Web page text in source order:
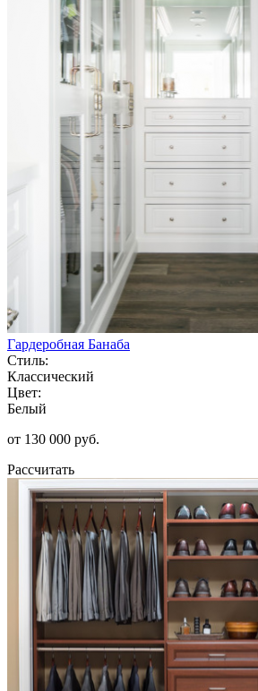
Гардеробная Банаба
Стиль:
Классический
Цвет:
Белый
от 130 000 руб.
Рассчитать